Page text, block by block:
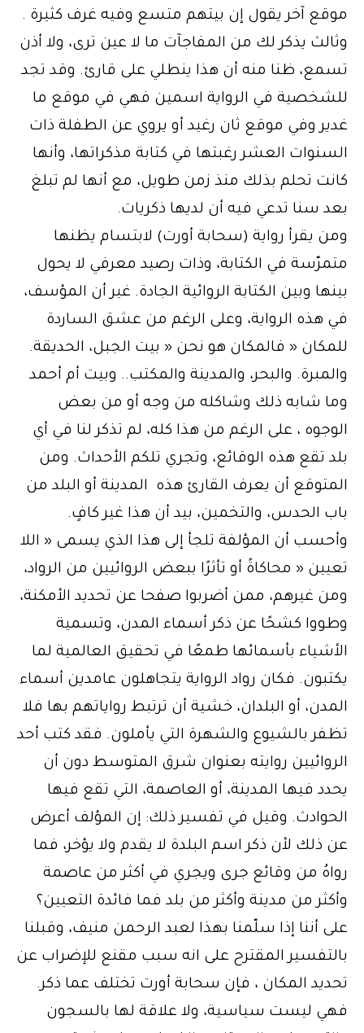
موقع آخر يقول إن بيتهم متسع وفيه غرف كثيرة .
وثالث يذكر لك من المفاجآت ما لا عين ترى، ولا أذن
تسمع، ظنا منه أن هذا ينطلي على قارئ. وقد تجد
للشخصية في الرواية اسمين فهي في موقع ما
غدير وفي موقع ثان رغيد أو يروي عن الطفلة ذات
السنوات العشر رغبتها في كتابة مذكراتها، وأنها
كانت تحلم بذلك منذ زمن طويل، مع أنها لم تبلغ
بعد سنا تدعي فيه أن لديها ذكريات.
ومن يقرأ رواية (سحابة أورت) لابتسام يظنها
متمرّسة في الكتابة، وذات رصيد معرفي لا يحول
بينها وبين الكتابة الروائية الجادة. غير أن المؤسف،
في هذه الرواية، وعلى الرغم من عشق الساردة
للمكان « فالمكان هو نحن « بيت الجبل، الحديقة.
والمبرة. والبحر، والمدينة والمكتب.. وبيت أم أحمد
وما شابه ذلك وشاكله من وجه أو من بعض
الوجوه ، على الرغم من هذا كله، لم تذكر لنا في أي
بلد تقع هذه الوقائع، وتجري تلكم الأحداث. ومن
المتوقع أن يعرف القارئ هذه المدينة أو البلد من
باب الحدس، والتخمين، بيد أن هذا غير كافٍ.
وأحسب أن المؤلفة تلجأ إلى هذا الذي يسمى « اللا
تعيين « محاكاةً أو تأثرًا ببعض الروائيين من الرواد،
ومن غيرهم، ممن أضربوا صفحا عن تحديد الأمكنة،
وطووا كشحًا عن ذكر أسماء المدن، وتسمية
الأشياء بأسمائها طمعًا في تحقيق العالمية لما
يكتبون. فكان رواد الرواية يتجاهلون عامدين أسماء
المدن، أو البلدان، خشية أن ترتبط رواياتهم بها فلا
تظفر بالشيوع والشهرة التي يأملون. فقد كتب أحد
الروائيين روايته بعنوان شرق المتوسط دون أن
يحدد فيها المدينة، أو العاصمة، التي تقع فيها
الحوادث. وقيل في تفسير ذلك: إن المؤلف أعرض
عن ذلك لأن ذكر اسم البلدة لا يقدم ولا يؤخر، فما
رواهُ من وقائع جرى ويجري في أكثر من عاصمة
وأكثر من مدينة وأكثر من بلد فما فائدة التعيين؟
على أننا إذا سلّمنا بهذا لعبد الرحمن منيف، وقبلنا
بالتفسير المقترح على انه سبب مقنع للإضراب عن
تحديد المكان ، فإن سحابة أورت تختلف عما ذكر.
فهي ليست سياسية، ولا علاقة لها بالسجون